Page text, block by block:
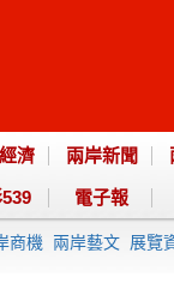
濟 兩岸新聞
電子報
商機 兩岸藝文 展覽